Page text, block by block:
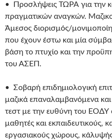
• Προσλήψεις ΤΩΡΑ για την
πραγματικών αναγκών.
Άμεσος διορισμός/
που έχουν έστω και μία
βάση το πτυχίο και την
του ΑΣΕΠ.
• Σοβαρή επιδημιολογική
μαζικά επαναλαμβανόμενα
τεστ με την ευθύνη του ΕΟΔΥ
μαθητές και εκπαιδευτικούς,
εργασιακούς χώρους,